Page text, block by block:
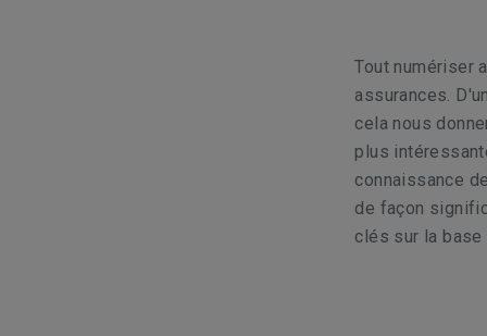
Tout numériser
assurances.
cela nous
plus
connaissance
de façon
clés sur la